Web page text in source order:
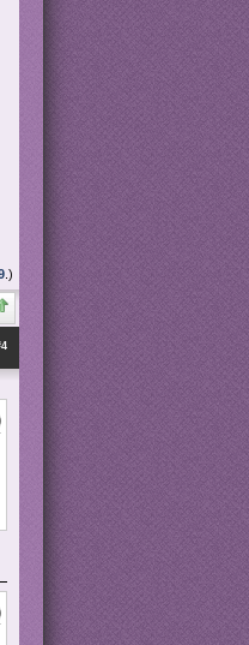
.)